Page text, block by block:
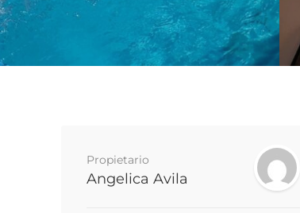
Propietario
Angelica Avila